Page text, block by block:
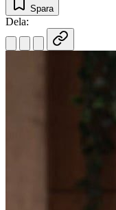
Spara
Dela: